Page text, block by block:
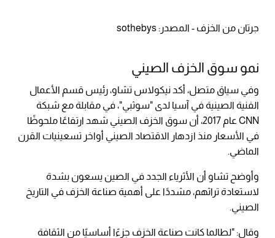
جرتان من الخزف - المصدر: sothebys
نمو سوق الخزف الصيني
وفي سياق متصل، أكد نيكولاس تشاو، رئيس قسم الأعمال
الفنية الصينية في آسيا لدى "سوثبي"، في مقابلة مع شبكة
CNN عام 2017، أن سوق الخزف الصيني شهد ارتفاعًا ملحوظًا
في الأسعار منذ ازدهار الاقتصاد الصيني أواخر تسعينيات القرن
الماضي.
وأوضح تشاو أن الأثرياء الجدد في الصين يسعون بشدة
لاستعادة تراثهم، مشددًا على أهمية صناعة الخزف في التاريخ
الصيني.
وقال: "لطالما كانت صناعة الخزف جزءًا أساسيًا من الثقافة